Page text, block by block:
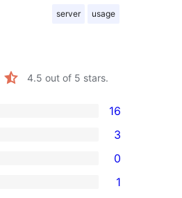
server usage
4.5 out of 5 stars.
16
3
0
1